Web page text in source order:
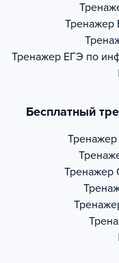
Тренажер
Тренажер ЕГЭ по
Бесплатный
Тренажер
Тренажер